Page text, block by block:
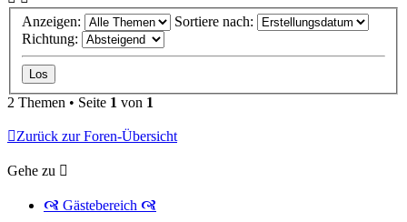
Anzeigen:
Sortiere nach:
Richtung:
2 Themen • Seite 1 von 1
Zurück zur Foren-Übersicht
Gehe zu
🙧 Gästebereich 🙧